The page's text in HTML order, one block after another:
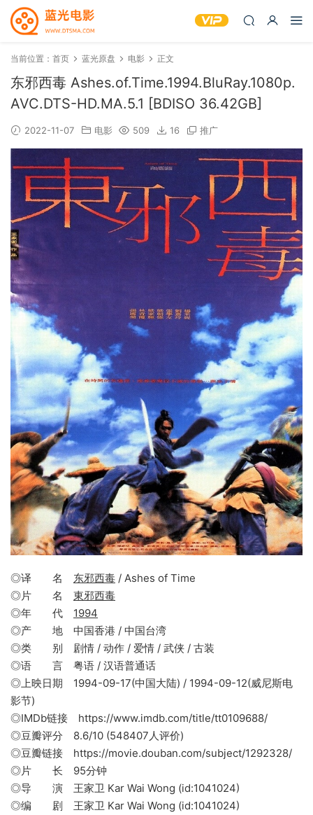
当前位置： 首页 蓝光原盘 电影 正文
东邪西毒 Ashes.of.Time.1994.BluRay.1080p.
AVC.DTS-HD.MA.5.1 [BDISO 36.42GB]
2022-11-07 电影 509 16 推广
◎译 名 东邪西毒 / Ashes of Time
◎片 名 東邪西毒
◎年 代 1994
◎产 地 中国香港 / 中国台湾
◎类 别 剧情 / 动作 / 爱情 / 武侠 / 古装
◎语 言 粤语 / 汉语普通话
◎上映日期 1994-09-17(中国大陆) / 1994-09-12(威尼斯电
影节)
◎IMDb链接 https://www.imdb.com/title/tt0109688/
◎豆瓣评分 8.6/10 (548407人评价)
◎豆瓣链接 https://movie.douban.com/subject/1292328/
◎片 长 95分钟
◎导 演 王家卫 Kar Wai Wong (id:1041024)
◎编 剧 王家卫 Kar Wai Wong (id:1041024)